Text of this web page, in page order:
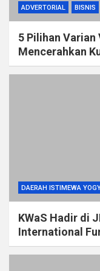
ADVERTORIAL BISNIS
5 Pilihan
Mencerahkan
DAERAH ISTIMEWA
KWaS Hadir di
International